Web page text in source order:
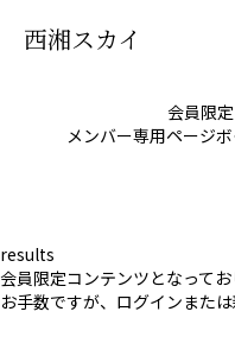
西湘スカイ
会員限定
メンバー専用ページ
results
会員限定コンテンツとなってお
お手数ですが、ログインまた